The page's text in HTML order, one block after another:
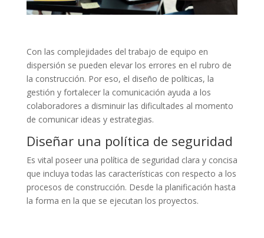
Con las complejidades del trabajo de equipo en
dispersión se pueden elevar los errores en el rubro de
la construcción. Por eso, el diseño de políticas, la
gestión y fortalecer la comunicación ayuda a los
colaboradores a disminuir las dificultades al momento
de comunicar ideas y estrategias.
Diseñar una política de seguridad
Es vital poseer una política de seguridad clara y concisa
que incluya todas las características con respecto a los
procesos de construcción. Desde la planificación hasta
la forma en la que se ejecutan los proyectos.